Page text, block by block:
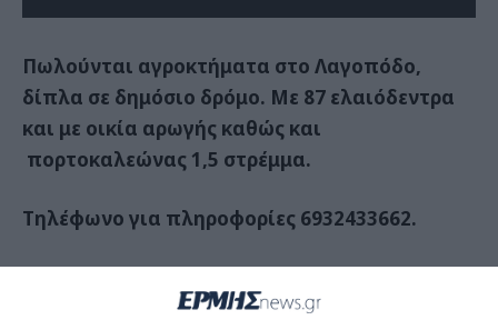
Πωλούνται αγροκτήματα στο Λαγοπόδο,
δίπλα σε δημόσιο δρόμο. Με 87 ελαιόδεντρα
και με οικία αρωγής καθώς και
πορτοκαλεώνας 1,5 στρέμμα.
Τηλέφωνο για πληροφορίες 6932433662.